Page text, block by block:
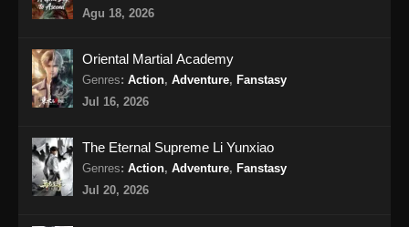
Supreme Sword God Episode 43 Subtitle
Eps 43 - Supreme Sword God Episode 43
Subtitle Indonesia - Agustus 22, 2024
Eps 44 - Supreme Sword God Episode 44
Subtitle Indonesia - Agustus 25, 2024
Agu 18, 2026
Oriental Martial Academy
Genres: Action, Adventure, Fanstasy
Jul 16, 2026
The Eternal Supreme Li Yunxiao
Genres: Action, Adventure, Fanstasy
Jul 20, 2026